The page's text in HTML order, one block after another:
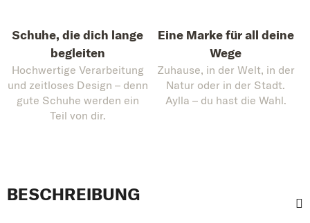
Schuhe, die dich lange
begleiten
Hochwertige Verarbeitung
und zeitloses Design – denn
gute Schuhe werden ein
Teil von dir.
Eine Marke für all deine
Wege
Zuhause, in der Welt, in der
Natur oder in der Stadt.
Aylla – du hast die Wahl.
BESCHREIBUNG